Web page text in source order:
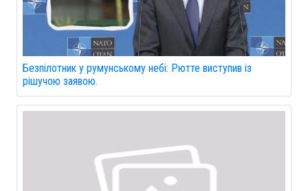
Безпілотник у румунському небі: Рютте виступив із
рішучою заявою.